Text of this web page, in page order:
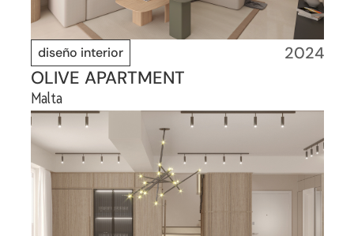
diseño interior 2024
OLIVE APARTMENT
Malta